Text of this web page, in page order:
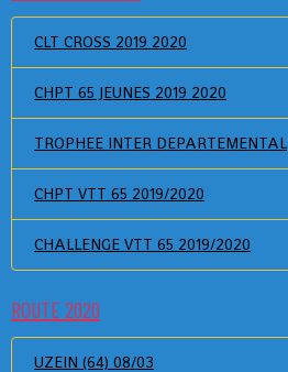
CLT CROSS 2019 2020
CHPT 65 JEUNES 2019 2020
TROPHEE INTER DEPARTEMENTAL
CHPT VTT 65 2019/2020
CHALLENGE VTT 65 2019/2020
ROUTE 2020
UZEIN (64) 08/03